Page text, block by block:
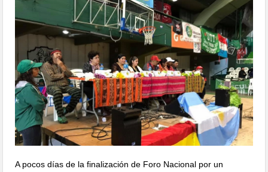
A pocos días de la finalización de Foro Nacional por un